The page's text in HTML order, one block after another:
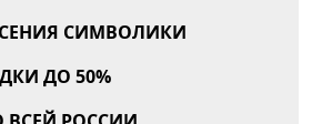
СИМВОЛИКИ
ДО 50%